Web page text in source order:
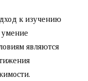
к изучению
являются